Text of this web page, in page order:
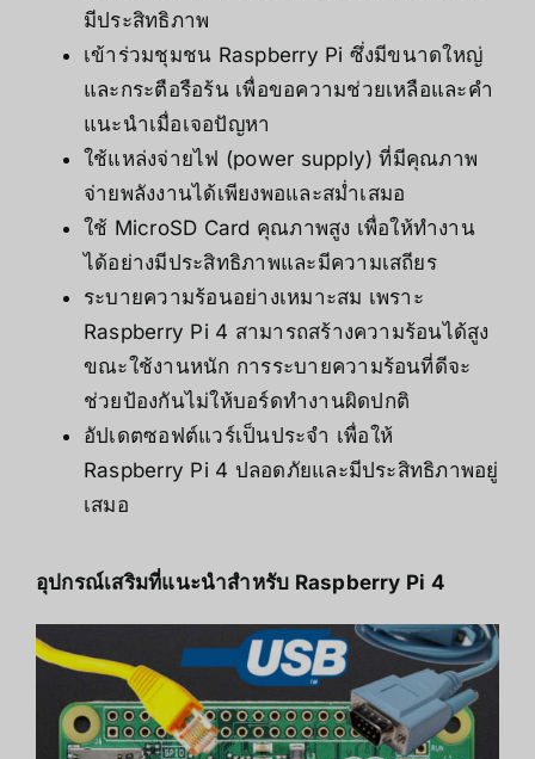
มีประสิทธิภาพ
เข้าร่วมชุมชน Raspberry Pi ซึ่งมีขนาดใหญ่
และกระตือรือร้น เพื่อขอความช่วยเหลือและคำ
แนะนำเมื่อเจอปัญหา
ใช้แหล่งจ่ายไฟ (power supply) ที่มีคุณภาพ
จ่ายพลังงานได้เพียงพอและสม่ำเสมอ
ใช้ MicroSD Card คุณภาพสูง เพื่อให้ทำงาน
ได้อย่างมีประสิทธิภาพและมีความเสถียร
ระบายความร้อนอย่างเหมาะสม เพราะ
Raspberry Pi 4 สามารถสร้างความร้อนได้สูง
ขณะใช้งานหนัก การระบายความร้อนที่ดีจะ
ช่วยป้องกันไม่ให้บอร์ดทำงานผิดปกติ
อัปเดตซอฟต์แวร์เป็นประจำ เพื่อให้
Raspberry Pi 4 ปลอดภัยและมีประสิทธิภาพอยู่
เสมอ
อุปกรณ์เสริมที่แนะนำสำหรับ Raspberry Pi 4